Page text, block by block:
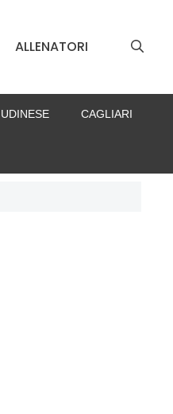
ALLENATORI
UDINESE CAGLIARI